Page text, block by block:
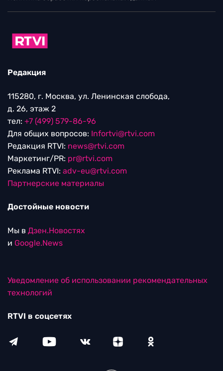
Редакция
115280, г. Москва, ул. Ленинская слобода,
д. 26, этаж 2
тел: +7 (499) 579-86-96
Для общих вопросов: Infortvi@rtvi.com
Редакция RTVI: news@rtvi.com
Маркетинг/PR: pr@rtvi.com
Реклама RTVI: adv-eu@rtvi.com
Партнерские материалы
Достойные новости
Мы в Дзен.Новостях
и Google.News
Уведомление об использовании рекомендательных
технологий
RTVI в соцсетях